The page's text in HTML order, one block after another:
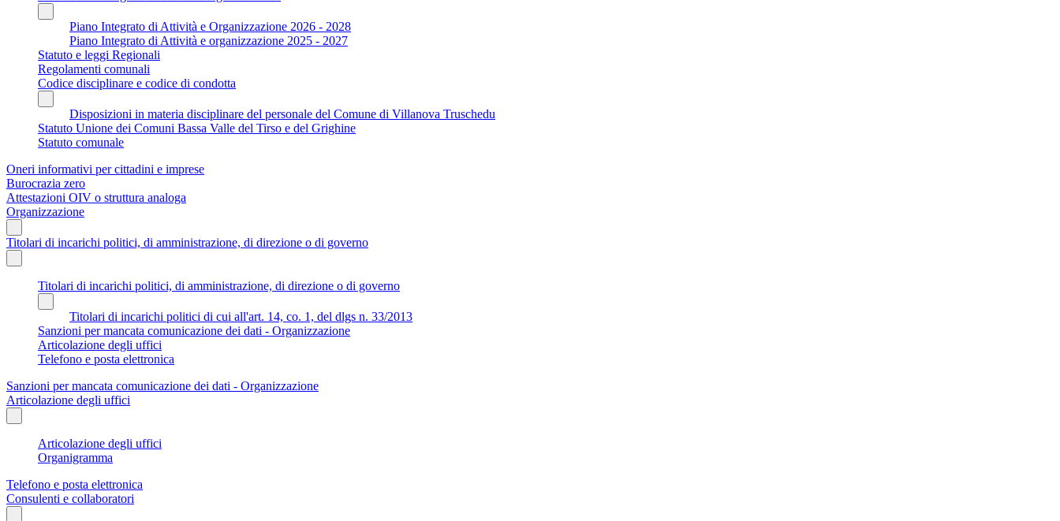
Piano Integrato di Attività e Organizzazione 2026 - 2028
Piano Integrato di Attività e organizzazione 2025 - 2027
Statuto e leggi Regionali
Regolamenti comunali
Codice disciplinare e codice di condotta
Disposizioni in materia disciplinare del personale del Comune di Villanova Truschedu
Statuto Unione dei Comuni Bassa Valle del Tirso e del Grighine
Statuto comunale
Oneri informativi per cittadini e imprese
Burocrazia zero
Attestazioni OIV o struttura analoga
Organizzazione
Titolari di incarichi politici, di amministrazione, di direzione o di governo
Titolari di incarichi politici, di amministrazione, di direzione o di governo
Titolari di incarichi politici di cui all'art. 14, co. 1, del dlgs n. 33/2013
Sanzioni per mancata comunicazione dei dati - Organizzazione
Articolazione degli uffici
Telefono e posta elettronica
Sanzioni per mancata comunicazione dei dati - Organizzazione
Articolazione degli uffici
Articolazione degli uffici
Organigramma
Telefono e posta elettronica
Consulenti e collaboratori